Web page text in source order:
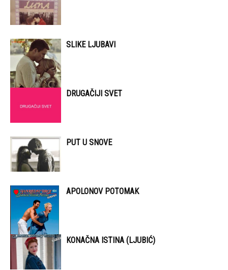
SLIKE LJUBAVI
DRUGAČIJI SVET
PUT U SNOVE
APOLONOV POTOMAK
KONAČNA ISTINA (LJUBIĆ)